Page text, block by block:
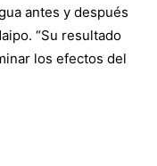
antes y después
“Su resultado
los efectos del